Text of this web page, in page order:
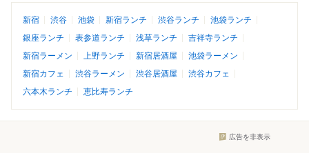
新宿 渋谷 池袋 新宿ランチ 渋谷ランチ
池袋ランチ
銀座ランチ
表参道ランチ 浅草ランチ
吉祥寺ランチ
新宿ラーメン
上野ランチ 新宿居酒屋
池袋ラーメン
新宿カフェ
渋谷ラーメン 渋谷居酒屋
渋谷カフェ
六本木ランチ
恵比寿ランチ
広告を非表示